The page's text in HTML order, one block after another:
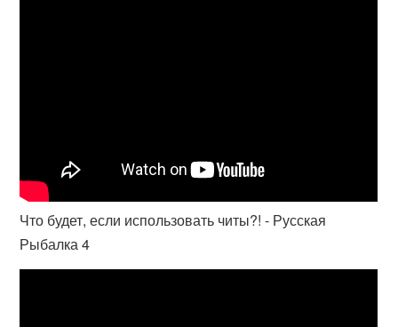
Что будет, если использовать читы?! - Русская
Рыбалка 4